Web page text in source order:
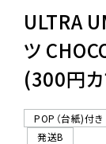
ULTRA
ツ
(300円
POP（台紙)付き
発送B